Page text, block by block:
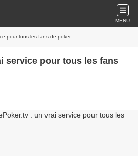
MENU
pour tous les fans de poker
service pour tous les fans